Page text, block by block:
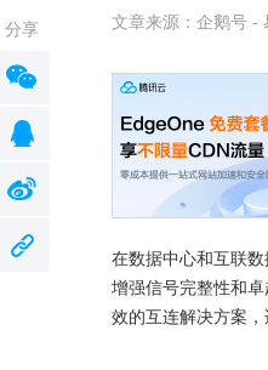
文章来源： 企鹅号 -
在数据中心和互联
增强信号完整性和
效的互连解决方案
分享